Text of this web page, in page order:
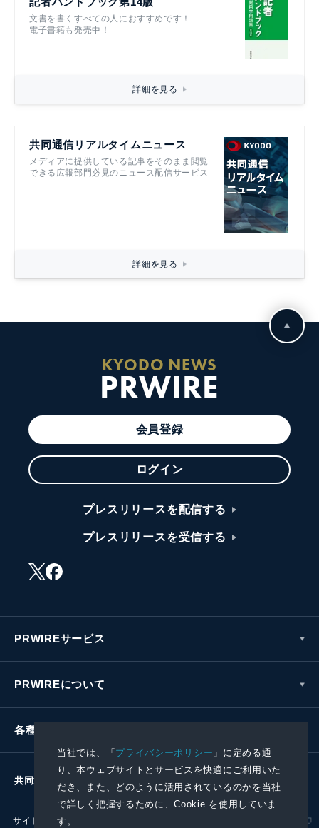
当社では、「プライバシーポリシー 」に定める通
り、本ウェブサイトとサービスを快適にご利用いた
だき、また、どのように活用されているのかを当社
で詳しく把握するために、Cookie を使用していま
す。
文書を書くすべての人におすすめです！
電子書籍も発売中！
詳細を見る
共同通信リアルタイムニュース
メディアに提供している記事をそのまま閲覧
できる広報部門必見のニュース配信サービス
詳細を見る
KYODO NEWS
PRWIRE
会員登録
ログイン
プレスリリースを配信する
プレスリリースを受信する
PRWIREサービス
PRWIREについて
各種お問い合わせ
共同通信社グループ
サイトポリシー